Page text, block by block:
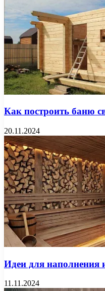
Как построить баню
20.11.2024
Идеи для наполнения
11.11.2024